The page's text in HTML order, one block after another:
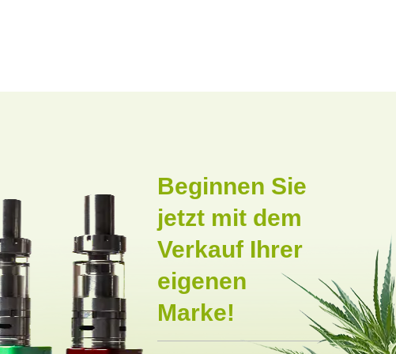
Beginnen Sie
jetzt mit dem
Verkauf Ihrer
eigenen
Marke!